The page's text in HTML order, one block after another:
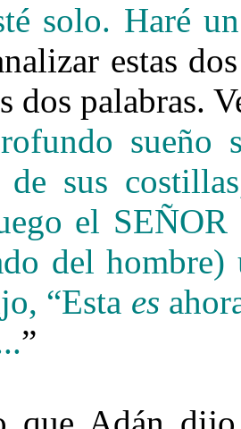
solo. Haré
estas
dos palabras.
de sus
el
del
“Esta es
”